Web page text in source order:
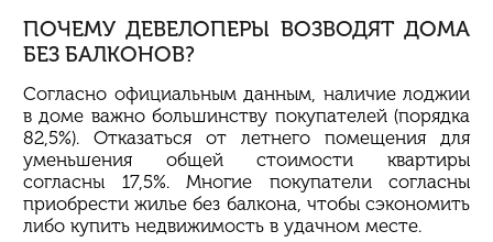
ПОЧЕМУДЕВЕЛОПЕРЫ ВОЗВОДЯТ ДОМА
БЕЗ БАЛКОНОВ?
Согласно официальным данным, наличие лоджии
в доме важно большинству покупателей (порядка
82,5%). Отказаться от летнего помещения для
уменьшения общей стоимости квартиры
согласны 17,5%. Многие покупатели согласны
приобрести жилье без балкона, чтобы сэкономить
либо купить недвижимость в удачном месте.